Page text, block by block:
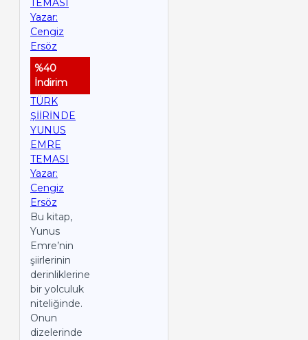
%40
İndirim
TÜRK
ŞİİRİNDE
YUNUS
EMRE
TEMASI
Yazar:
Cengiz
Ersöz
Bu kitap,
Yunus
Emre’nin
şiirlerinin
derinliklerine
bir yolculuk
niteliğinde.
Onun
dizelerinde